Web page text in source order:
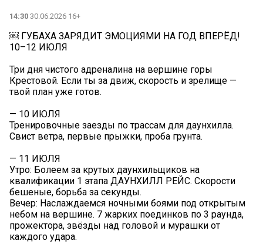
14:30 30.06.2026 16+
￼ ГУБАХА ЗАРЯДИТ ЭМОЦИЯМИ НА ГОД ВПЕРЁД!
10–12 ИЮЛЯ
Три дня чистого адреналина на вершине горы
Крестовой. Если ты за движ, скорость и зрелище —
твой план уже готов.
— 10 ИЮЛЯ
Тренировочные заезды по трассам для даунхилла.
Свист ветра, первые прыжки, проба грунта.
— 11 ИЮЛЯ
Утро: Болеем за крутых даунхильщиков на
квалификации 1 этапа ДАУНХИЛЛ РЕЙС. Скорости
бешеные, борьба за секунды.
Вечер: Наслаждаемся ночными боями под открытым
небом на вершине. 7 жарких поединков по 3 раунда,
прожектора, звёзды над головой и мурашки от
каждого удара.